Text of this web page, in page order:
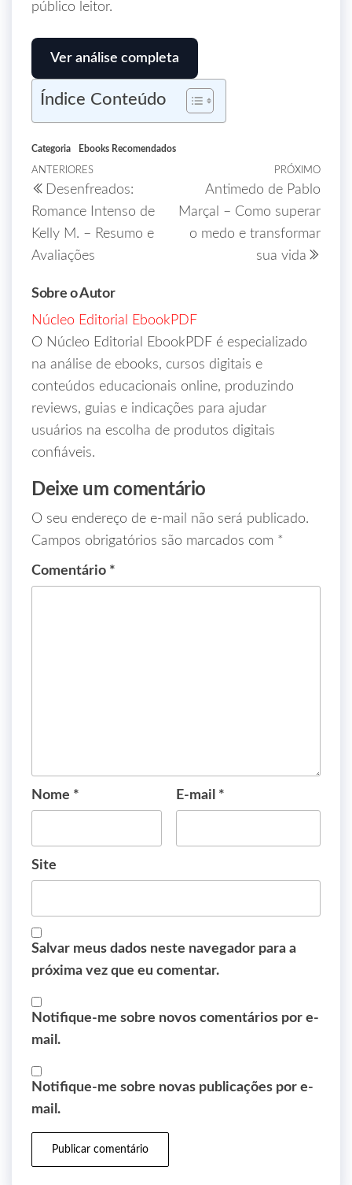
público leitor.
Ver análise completa
Índice Conteúdo
Categoria Ebooks Recomendados
ANTERIORES
Desenfreados:
Romance Intenso de
Kelly M. – Resumo e
Avaliações
PRÓXIMO
Antimedo de Pablo
Marçal – Como superar
o medo e transformar
sua vida
Sobre o Autor
Núcleo Editorial EbookPDF
O Núcleo Editorial EbookPDF é especializado
na análise de ebooks, cursos digitais e
conteúdos educacionais online, produzindo
reviews, guias e indicações para ajudar
usuários na escolha de produtos digitais
confiáveis.
Deixe um comentário
O seu endereço de e-mail não será publicado.
Campos obrigatórios são marcados com *
Comentário *
Nome * E-mail *
Site
Salvar meus dados neste navegador para a
próxima vez que eu comentar.
Notifique-me sobre novos comentários por e-
mail.
Notifique-me sobre novas publicações por e-
mail.